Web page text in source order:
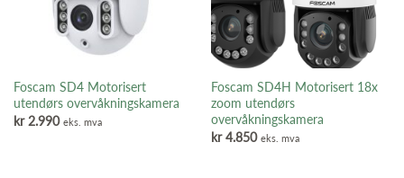
Foscam SD4 Motorisert
utendørs overvåkningskamera
kr2.990 eks. mva
Foscam SD4H Motorisert 18x
zoom utendørs
overvåkningskamera
kr4.850 eks. mva